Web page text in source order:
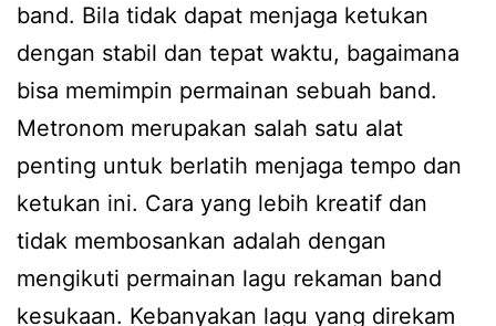
band. Bila tidak dapat menjaga ketukan
dengan stabil dan tepat waktu, bagaimana
bisa memimpin permainan sebuah band.
Metronom merupakan salah satu alat
penting untuk berlatih menjaga tempo dan
ketukan ini. Cara yang lebih kreatif dan
tidak membosankan adalah dengan
mengikuti permainan lagu rekaman band
kesukaan. Kebanyakan lagu yang direkam